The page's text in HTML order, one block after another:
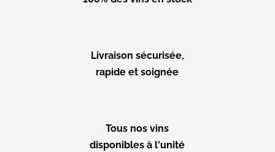
Livraison sécurisée,
rapide et soignée
Tous nos vins
disponibles à l'unité